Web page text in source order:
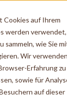
Cookies auf Ihrem
werden verwendet,
sammeln, wie Sie
Wir
Erfahrung zu
sowie für
auf dieser